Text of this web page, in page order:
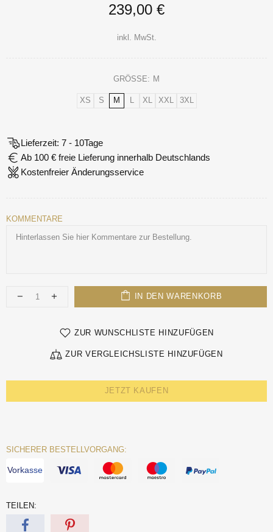
239,00 €
inkl. MwSt.
GRÖSSE: M
XS S M L XL XXL 3XL
Lieferzeit: 7 - 10Tage
Ab 100 € freie Lieferung innerhalb Deutschlands
Kostenfreier Änderungsservice
KOMMENTARE
IN DEN WARENKORB
ZUR WUNSCHLISTE HINZUFÜGEN
ZUR VERGLEICHSLISTE HINZUFÜGEN
JETZT KAUFEN
SICHERER BESTELLVORGANG:
Vorkasse
TEILEN: